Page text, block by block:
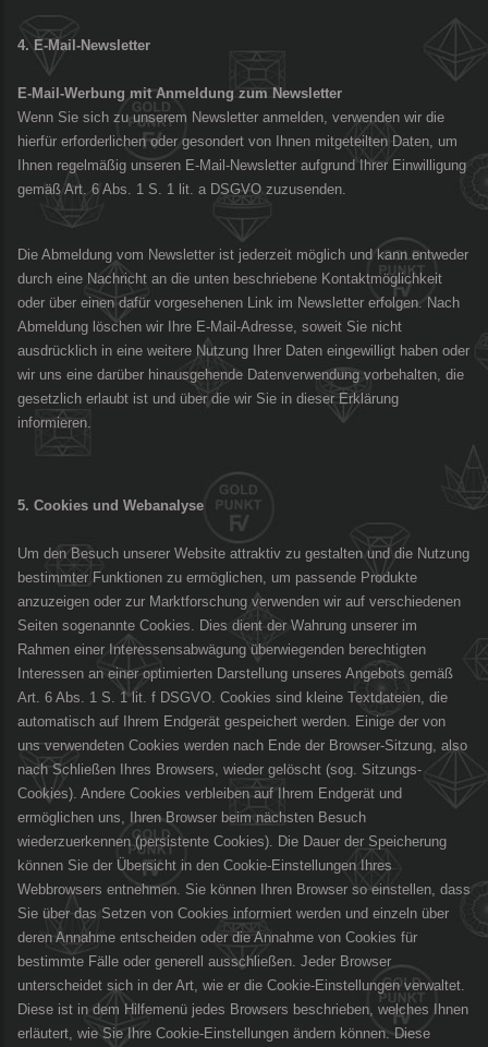
4. E-Mail-Newsletter
E-Mail-Werbung mit Anmeldung zum Newsletter
Wenn Sie sich zu unserem Newsletter anmelden, verwenden wir die
hierfür erforderlichen oder gesondert von Ihnen mitgeteilten Daten, um
Ihnen regelmäßig unseren E-Mail-Newsletter aufgrund Ihrer Einwilligung
gemäß Art. 6 Abs. 1 S. 1 lit. a DSGVO zuzusenden.
Die Abmeldung vom Newsletter ist jederzeit möglich und kann entweder
durch eine Nachricht an die unten beschriebene Kontaktmöglichkeit
oder über einen dafür vorgesehenen Link im Newsletter erfolgen. Nach
Abmeldung löschen wir Ihre E-Mail-Adresse, soweit Sie nicht
ausdrücklich in eine weitere Nutzung Ihrer Daten eingewilligt haben oder
wir uns eine darüber hinausgehende Datenverwendung vorbehalten, die
gesetzlich erlaubt ist und über die wir Sie in dieser Erklärung
informieren.
5. Cookies und Webanalyse
Um den Besuch unserer Website attraktiv zu gestalten und die Nutzung
bestimmter Funktionen zu ermöglichen, um passende Produkte
anzuzeigen oder zur Marktforschung verwenden wir auf verschiedenen
Seiten sogenannte Cookies. Dies dient der Wahrung unserer im
Rahmen einer Interessensabwägung überwiegenden berechtigten
Interessen an einer optimierten Darstellung unseres Angebots gemäß
Art. 6 Abs. 1 S. 1 lit. f DSGVO. Cookies sind kleine Textdateien, die
automatisch auf Ihrem Endgerät gespeichert werden. Einige der von
uns verwendeten Cookies werden nach Ende der Browser-Sitzung, also
nach Schließen Ihres Browsers, wieder gelöscht (sog. Sitzungs-
Cookies). Andere Cookies verbleiben auf Ihrem Endgerät und
ermöglichen uns, Ihren Browser beim nächsten Besuch
wiederzuerkennen (persistente Cookies). Die Dauer der Speicherung
können Sie der Übersicht in den Cookie-Einstellungen Ihres
Webbrowsers entnehmen. Sie können Ihren Browser so einstellen, dass
Sie über das Setzen von Cookies informiert werden und einzeln über
deren Annahme entscheiden oder die Annahme von Cookies für
bestimmte Fälle oder generell ausschließen. Jeder Browser
unterscheidet sich in der Art, wie er die Cookie-Einstellungen verwaltet.
Diese ist in dem Hilfemenü jedes Browsers beschrieben, welches Ihnen
erläutert, wie Sie Ihre Cookie-Einstellungen ändern können. Diese